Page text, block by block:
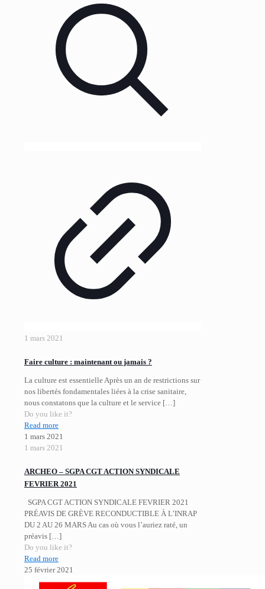
1 mars 2021
Faire culture : maintenant ou jamais ?
La culture est essentielle Après un an de restrictions sur
nos libertés fondamentales liées à la crise sanitaire,
nous constatons que la culture et le service […]
Do you like it?
Read more
1 mars 2021
1 mars 2021
ARCHEO – SGPA CGT ACTION SYNDICALE
FEVRIER 2021
SGPA CGT ACTION SYNDICALE FEVRIER 2021
PRÉAVIS DE GRÈVE RECONDUCTIBLE À L’INRAP
DU 2 AU 26 MARS Au cas où vous l’auriez raté, un
préavis […]
Do you like it?
Read more
25 février 2021